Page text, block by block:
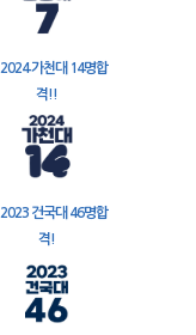
2024 가천대 14명합
격!!
2023 건국대 46명합
격!